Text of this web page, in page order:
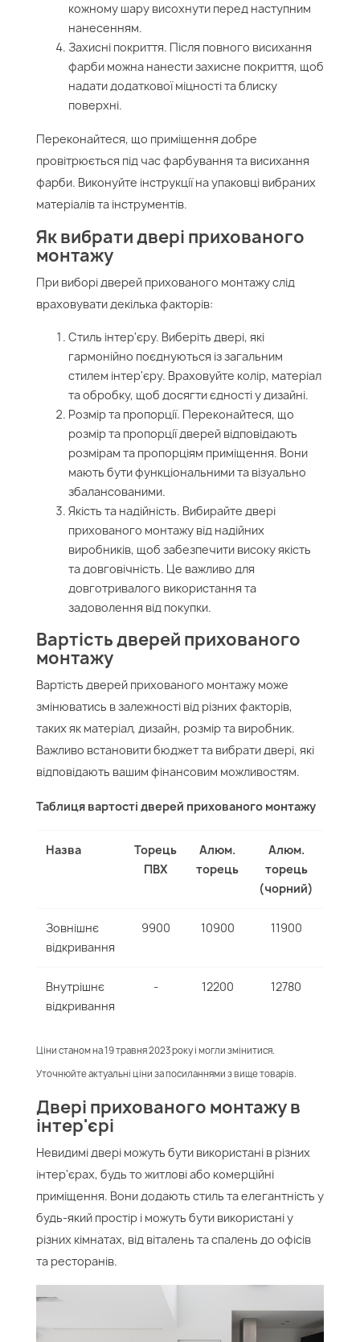
кожному шару висохнути перед наступним
нанесенням.
Захисні покриття. Після повного висихання
фарби можна нанести захисне покриття, щоб
надати додаткової міцності та блиску
поверхні.
Переконайтеся, що приміщення добре
провітрюється під час фарбування та висихання
фарби. Виконуйте інструкції на упаковці вибраних
матеріалів та інструментів.
Як вибрати двері прихованого
монтажу
При виборі дверей прихованого монтажу слід
враховувати декілька факторів:
Стиль інтер'єру. Виберіть двері, які
гармонійно поєднуються із загальним
стилем інтер'єру. Враховуйте колір, матеріал
та обробку, щоб досягти єдності у дизайні.
Розмір та пропорції. Переконайтеся, що
розмір та пропорції дверей відповідають
розмірам та пропорціям приміщення. Вони
мають бути функціональними та візуально
збалансованими.
Якість та надійність. Вибирайте двері
прихованого монтажу від надійних
виробників, щоб забезпечити високу якість
та довговічність. Це важливо для
довготривалого використання та
задоволення від покупки.
Вартість дверей прихованого
монтажу
Вартість дверей прихованого монтажу може
змінюватись в залежності від різних факторів,
таких як матеріал, дизайн, розмір та виробник.
Важливо встановити бюджет та вибрати двері, які
відповідають вашим фінансовим можливостям.
Таблиця вартості дверей прихованого монтажу
Назва
Торець
ПВХ
Алюм.
торець
Алюм.
торець
(чорний)
Зовнішнє
відкривання
9900 10900 11900
Внутрішнє
відкривання
- 12200 12780
Ціни станом на 19 травня 2023 року і могли змінитися.
Уточнюйте актуальні ціни за посиланнями з вище товарів.
Двері прихованого монтажу в
інтер'єрі
Невидимі двері можуть бути використані в різних
інтер'єрах, будь то житлові або комерційні
приміщення. Вони додають стиль та елегантність у
будь-який простір і можуть бути використані у
різних кімнатах, від віталень та спалень до офісів
та ресторанів.